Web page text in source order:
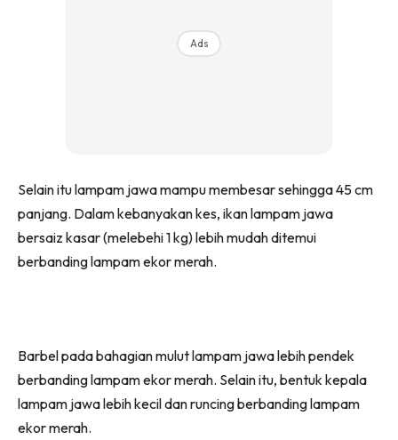
Ads
Selain itu lampam jawa mampu membesar sehingga 45 cm
panjang. Dalam kebanyakan kes, ikan lampam jawa
bersaiz kasar (melebehi 1 kg) lebih mudah ditemui
berbanding lampam ekor merah.
Barbel pada bahagian mulut lampam jawa lebih pendek
berbanding lampam ekor merah. Selain itu, bentuk kepala
lampam jawa lebih kecil dan runcing berbanding lampam
ekor merah.